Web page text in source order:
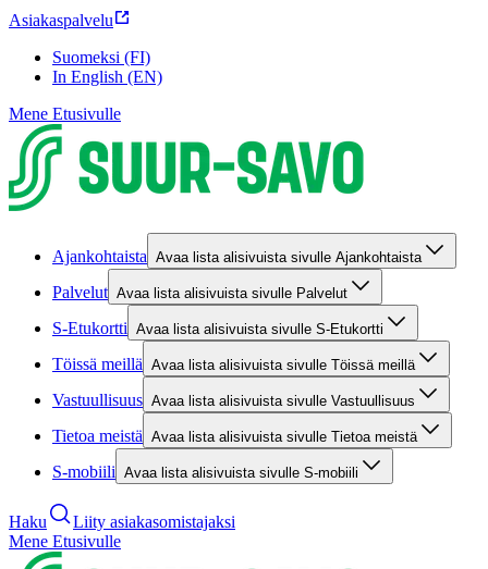
Asiakaspalvelu
Suomeksi (FI)
In English (EN)
Mene Etusivulle
Ajankohtaista Avaa lista alisivuista sivulle Ajankohtaista
Palvelut Avaa lista alisivuista sivulle Palvelut
S-Etukortti Avaa lista alisivuista sivulle S-Etukortti
Töissä meillä Avaa lista alisivuista sivulle Töissä meillä
Vastuullisuus Avaa lista alisivuista sivulle Vastuullisuus
Tietoa meistä Avaa lista alisivuista sivulle Tietoa meistä
S-mobiili Avaa lista alisivuista sivulle S-mobiili
Haku
Liity asiakasomistajaksi
Mene Etusivulle